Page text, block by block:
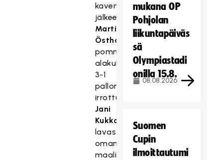
kavennuksen
jälkeen
Martin
Östholm
pommitti
alakulmaan
3-1
pallon
irrottua
Jani
Kukkolan
lavasta
oman
maalin
mukana OP
Pohjolan
liikuntapäiväs
sä
Olympiastadi
onilla 15.8.
08.08.2026
Suomen
Cupin
ilmoittautumi